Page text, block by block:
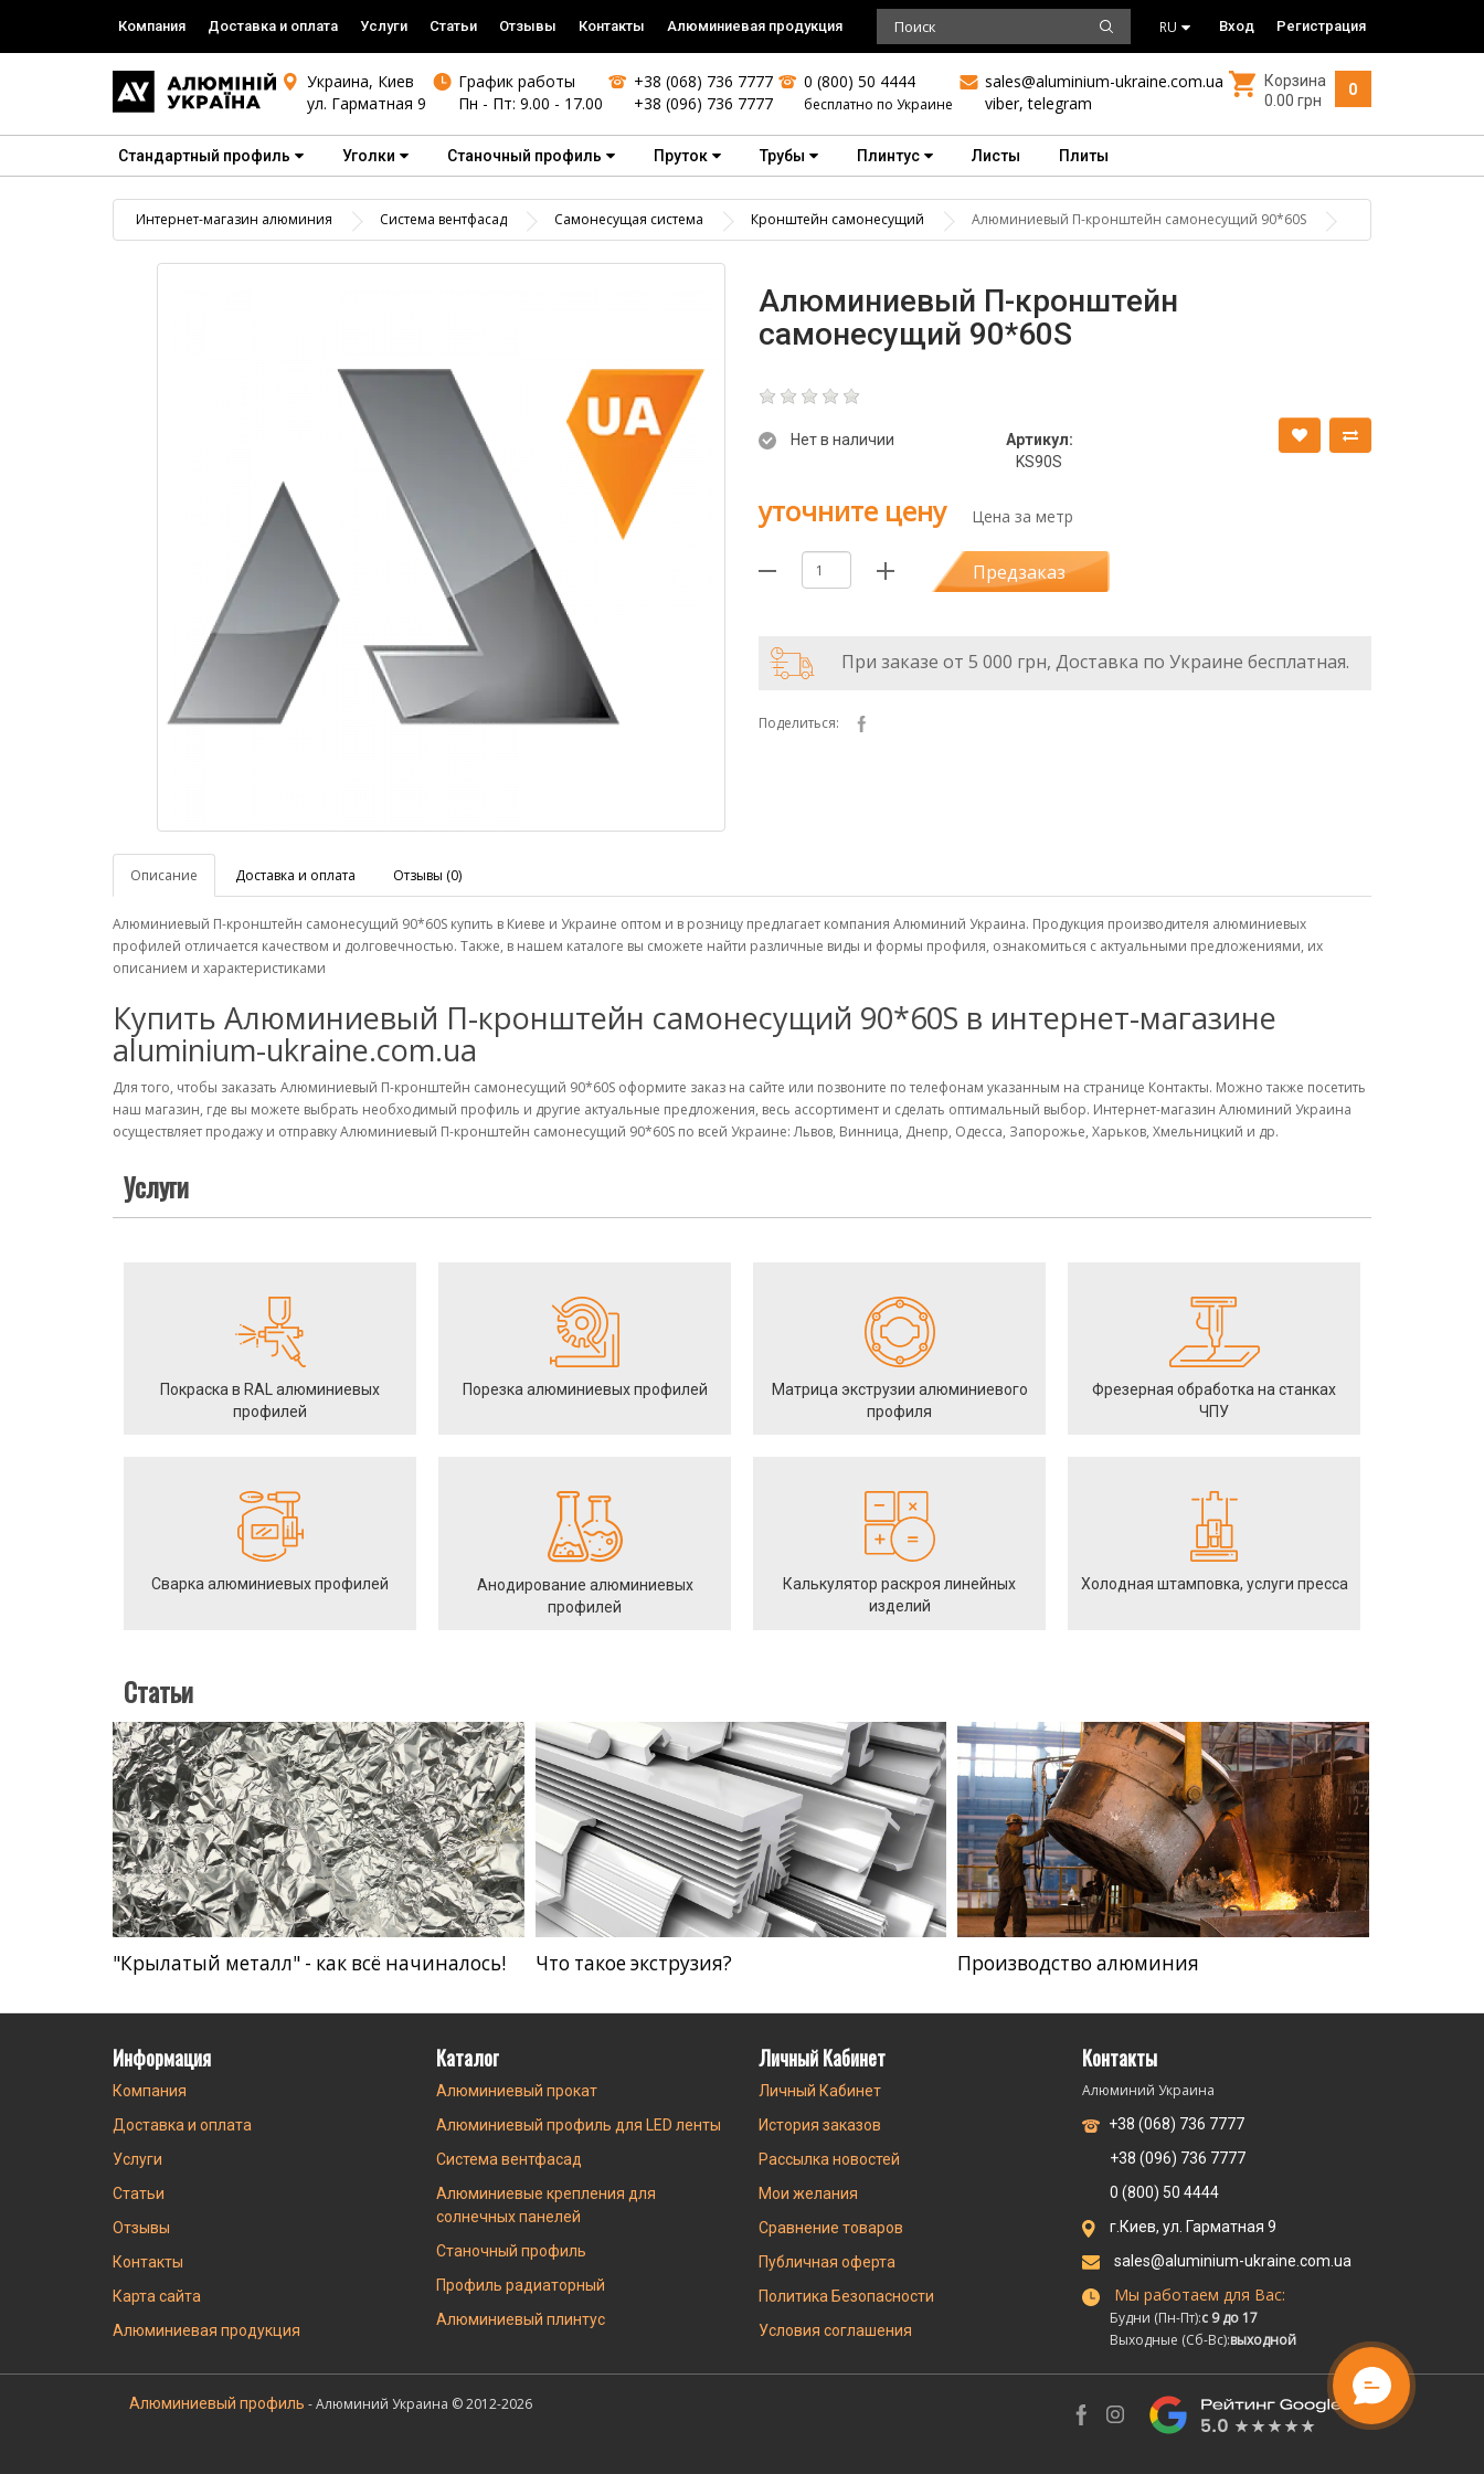
Компания Доставка и оплата Услуги Статьи Отзывы Контакты Алюминиевая продукция RU Вход Регистрация
Украина, Киев
ул. Гарматная 9
График работы
Пн - Пт: 9.00 - 17.00
+38 (068) 736 7777
+38 (096) 736 7777
0 (800) 50 4444
бесплатно по Украине
sales@aluminium-ukraine.com.ua
viber,telegram
0
Корзина
0.00 грн
Стандартный профиль Уголки Станочный профиль Пруток Трубы Плинтус Листы Плиты
Интернет-магазин алюминия Система вентфасад Самонесущая система Кронштейн самонесущий Алюминиевый П-кронштейн самонесущий 90*60S
Алюминиевый П-кронштейн
самонесущий 90*60S
Нет в наличии
Артикул:
KS90S
уточните цену Цена за метр
Предзаказ
При заказе от 5 000 грн, Доставка по Украине бесплатная.
Поделиться:
Описание Доставка и оплата Отзывы (0)
Алюминиевый П-кронштейн самонесущий 90*60S купить в Киеве и Украине оптом и в розницу предлагает компания Алюминий Украина. Продукция производителя алюминиевых
профилей отличается качеством и долговечностью. Также, в нашем каталоге вы сможете найти различные виды и формы профиля, ознакомиться с актуальными предложениями, их
описанием и характеристиками
Купить Алюминиевый П-кронштейн самонесущий 90*60S в интернет-магазине
aluminium-ukraine.com.ua
Для того, чтобы заказать Алюминиевый П-кронштейн самонесущий 90*60S оформите заказ на сайте или позвоните по телефонам указанным на странице Контакты. Можно также посетить
наш магазин, где вы можете выбрать необходимый профиль и другие актуальные предложения, весь ассортимент и сделать оптимальный выбор. Интернет-магазин Алюминий Украина
осуществляет продажу и отправку Алюминиевый П-кронштейн самонесущий 90*60S по всей Украине: Львов, Винница, Днепр, Одесса, Запорожье, Харьков, Хмельницкий и др.
Услуги
Покраска в RAL алюминиевых
профилей
Порезка алюминиевых профилей
Матрица экструзии алюминиевого
профиля
Фрезерная обработка на станках
ЧПУ
Сварка алюминиевых профилей
Анодирование алюминиевых
профилей
Калькулятор раскроя линейных
изделий
Холодная штамповка, услуги пресса
Статьи
"Крылатый металл" - как всё начиналось! Что такое экструзия? Производство алюминия
Информация
Компания
Доставка и оплата
Услуги
Статьи
Отзывы
Контакты
Карта сайта
Алюминиевая продукция
Каталог
Алюминиевый прокат
Алюминиевый профиль для LED ленты
Система вентфасад
Алюминиевые крепления для
солнечных панелей
Станочный профиль
Профиль радиаторный
Алюминиевый плинтус
Личный Кабинет
Личный Кабинет
История заказов
Рассылка новостей
Мои желания
Сравнение товаров
Публичная оферта
Политика Безопасности
Условия соглашения
Контакты
Алюминий Украина
+38 (068) 736 7777
+38 (096) 736 7777
0 (800) 50 4444
г.Киев, ул. Гарматная 9
sales@aluminium-ukraine.com.ua
Мы работаем для Вас:
Будни (Пн-Пт):с 9 до 17
Выходные (Сб-Вс):выходной
Алюминиевый профиль - Алюминий Украина © 2012-2026